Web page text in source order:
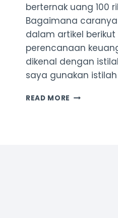
berternak uang 100
Bagaimana
dalam artikel berikut
perencanaan
dikenal dengan
saya gunakan
READ MORE KALKULATOR